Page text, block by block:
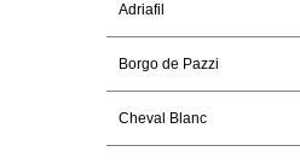
Adriafil
Borgo de Pazzi
Cheval Blanc